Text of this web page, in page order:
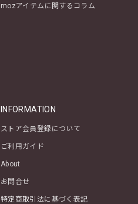
mozアイテムに関するコラム
INFORMATION
ストア会員登録について
ご利用ガイド
About
お問合せ
特定商取引法に基づく表記